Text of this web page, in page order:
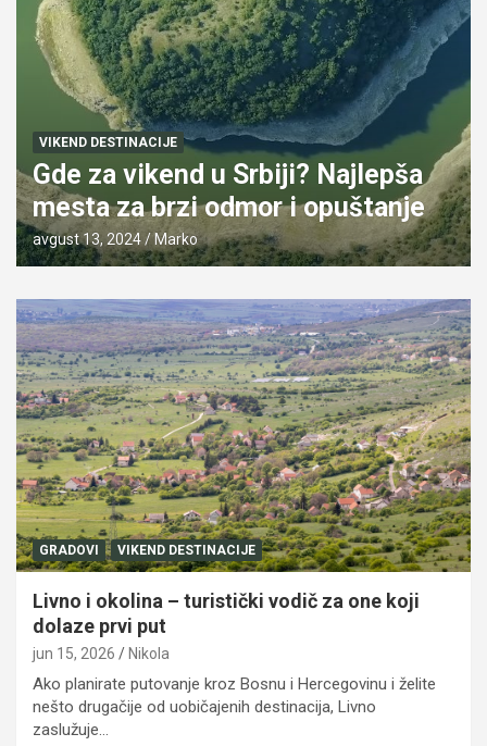
VIKEND DESTINACIJE
Gde za vikend u Srbiji? Najlepša
mesta za brzi odmor i opuštanje
avgust 13, 2024 Marko
GRADOVI VIKEND DESTINACIJE
Livno i okolina – turistički vodič za one koji
dolaze prvi put
jun 15, 2026 Nikola
Ako planirate putovanje kroz Bosnu i Hercegovinu i želite
nešto drugačije od uobičajenih destinacija, Livno
zaslužuje…